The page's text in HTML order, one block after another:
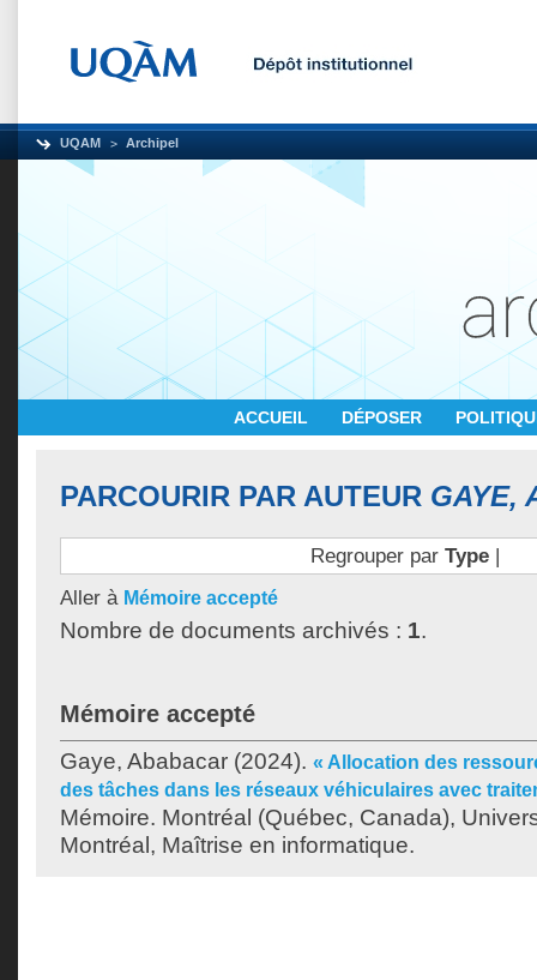
UQAM Archipel
ACCUEIL DÉPOSER
PARCOURIR PAR AUTEUR GAYE,
Regrouper par Type|
Aller à Mémoire accepté
Nombre de documents archivés : 1.
Mémoire accepté
Gaye, Ababacar (2024). « Allocation des
des tâches dans les réseaux véhiculaires avec
Mémoire. Montréal (Québec, Canada),
Montréal, Maîtrise en informatique.